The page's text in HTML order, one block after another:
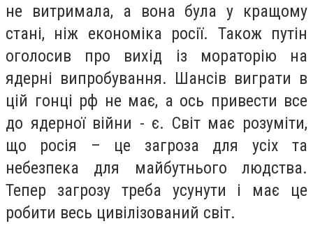
не витримала, а вона була у кращому
стані, ніж економіка росії. Також путін
оголосив про вихід із мораторію на
ядерні випробування. Шансів виграти в
цій гонці рф не має, а ось привести все
до ядерної війни - є. Світ має розуміти,
що росія – це загроза для усіх та
небезпека для майбутнього людства.
Тепер загрозу треба усунути і має це
робити весь цивілізований світ.